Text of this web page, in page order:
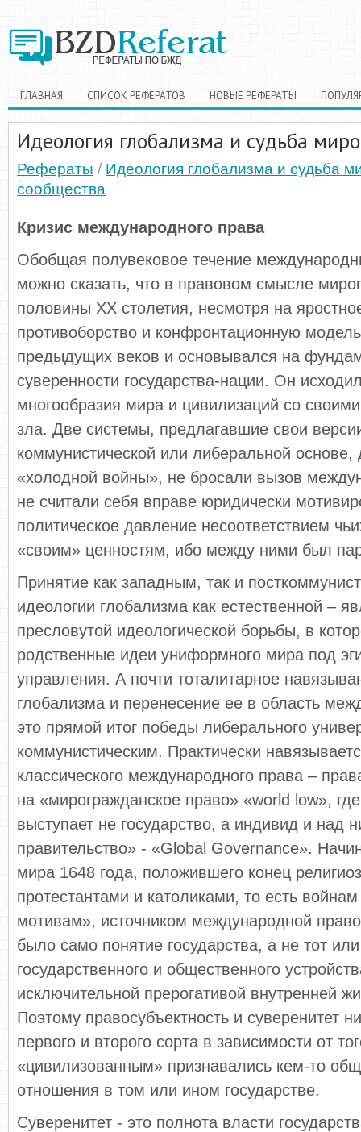
ГЛАВНАЯ СПИСОК РЕФЕРАТОВ НОВЫЕ РЕФЕРАТЫ
Идеология глобализма и судьба
Рефераты / Идеология глобализма и судьба
сообщества
Кризис международного права
Обобщая полувековое течение
можно сказать, что в правовом смысле
половины ХХ столетия, несмотря на
противоборство и конфронтационную
предыдущих веков и основывался на
суверенности государства-нации. Он
многообразия мира и цивилизаций со
зла. Две системы, предлагавшие свои
коммунистической или либеральной
«холодной войны», не бросали вызов
не считали себя вправе юридически
политическое давление несоответствием
«своим» ценностям, ибо между ними был
Принятие как западным, так и
идеологии глобализма как естественной –
пресловутой идеологической борьбы, в
родственные идеи униформного мира под
управления. А почти тоталитарное
глобализма и перенесение ее в область
это прямой итог победы либерального
коммунистическим. Практически
классического международного права –
на «мирогражданское право» «world low»,
выступает не государство, а индивид и над
правительство» - «Global Governance».
мира 1648 года, положившего конец
протестантами и католиками, то есть
мотивам», источником международной
было само понятие государства, а не тот
государственного и общественного
исключительной прерогативой внутренней
Поэтому правосубъектность и суверенитет
первого и второго сорта в зависимости от
«цивилизованным» признавались кем-то
отношения в том или ином государстве.
Суверенитет - это полнота власти